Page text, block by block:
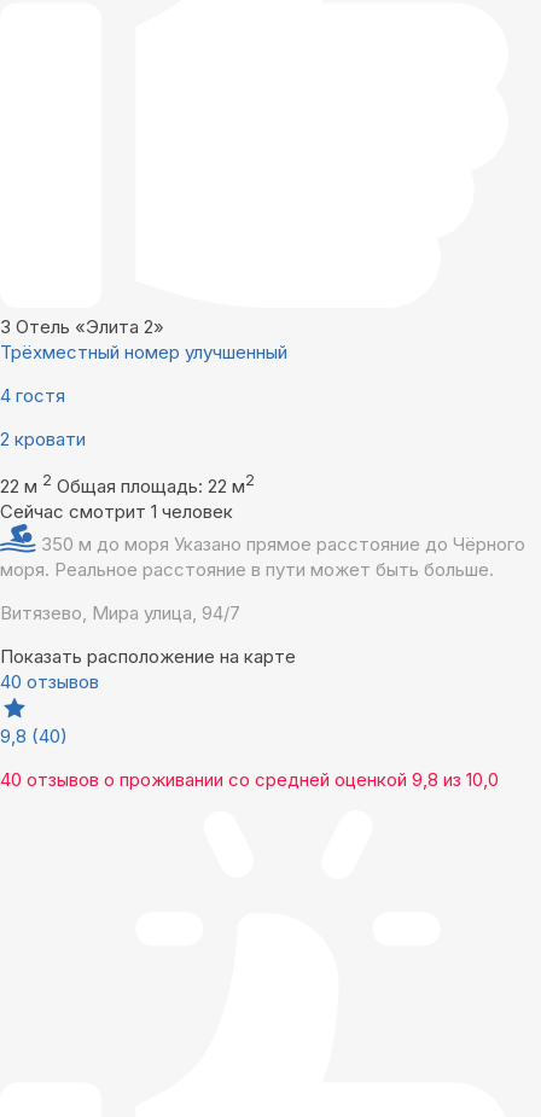
3 Отель «Элита 2»
Трёхместный номер улучшенный
4 гостя
2 кровати
22 м 2 Общая площадь: 22 м2
Сейчас смотрит 1 человек
350 м до моря Указано прямое расстояние до Чёрного
моря. Реальное расстояние в пути может быть больше.
Витязево, Мира улица, 94/7
Показать расположение на карте
40 отзывов
9,8 (40)
40 отзывов о проживании со средней оценкой 9,8 из 10,0